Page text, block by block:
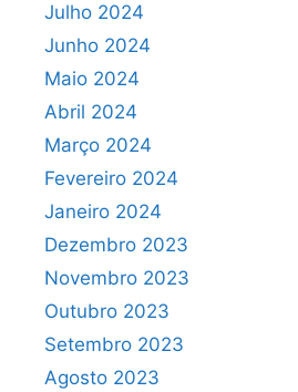
Julho 2024
Junho 2024
Maio 2024
Abril 2024
Março 2024
Fevereiro 2024
Janeiro 2024
Dezembro 2023
Novembro 2023
Outubro 2023
Setembro 2023
Agosto 2023